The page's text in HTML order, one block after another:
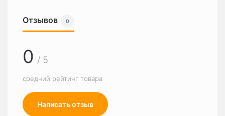
Отзывов 0
0 / 5
средний рейтинг товара
Написать отзыв